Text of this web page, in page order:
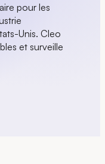
pour les
Unis. Cleo
et surveille